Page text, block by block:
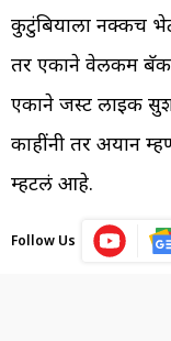
कुटुंबियाला नक्कीच
तर एकाने वेलकम
एकाने जस्ट लाइक
काहींनी तर अयान
म्हटलं आहे.
Follow Us